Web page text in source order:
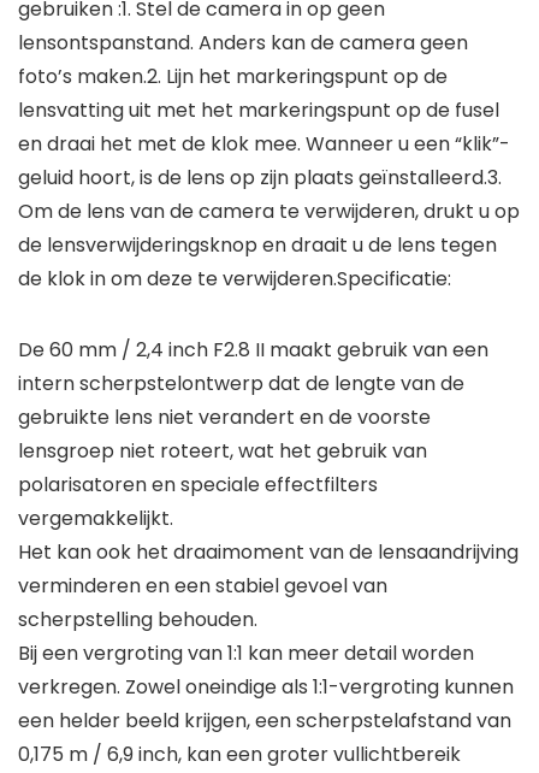
gebruiken :1. Stel de camera in op geen
lensontspanstand. Anders kan de camera geen
foto’s maken.2. Lijn het markeringspunt op de
lensvatting uit met het markeringspunt op de fusel
en draai het met de klok mee. Wanneer u een “klik”-
geluid hoort, is de lens op zijn plaats geïnstalleerd.3.
Om de lens van de camera te verwijderen, drukt u op
de lensverwijderingsknop en draait u de lens tegen
de klok in om deze te verwijderen.Specificatie:
De 60 mm / 2,4 inch F2.8 II maakt gebruik van een
intern scherpstelontwerp dat de lengte van de
gebruikte lens niet verandert en de voorste
lensgroep niet roteert, wat het gebruik van
polarisatoren en speciale effectfilters
vergemakkelijkt.
Het kan ook het draaimoment van de lensaandrijving
verminderen en een stabiel gevoel van
scherpstelling behouden.
Bij een vergroting van 1:1 kan meer detail worden
verkregen. Zowel oneindige als 1:1-vergroting kunnen
een helder beeld krijgen, een scherpstelafstand van
0,175 m / 6,9 inch, kan een groter vullichtbereik